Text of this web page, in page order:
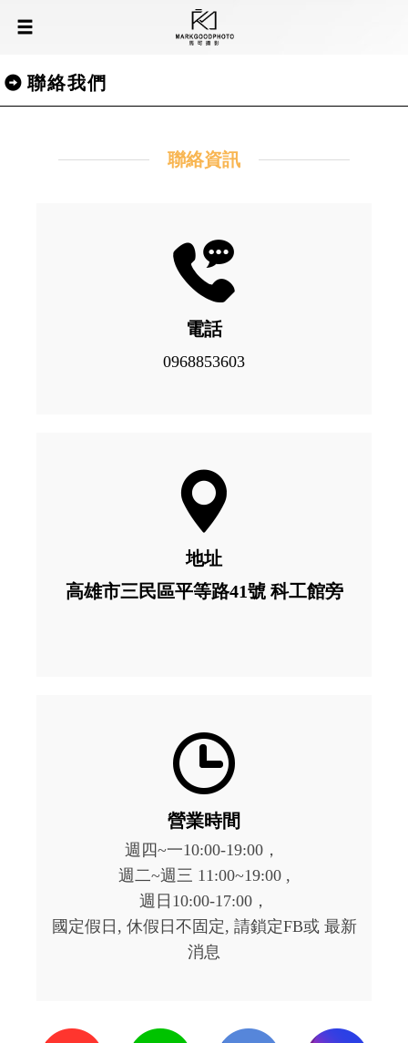
聯絡我們
聯絡資訊
電話
0968853603
地址
高雄市三民區平等路41號 科工館旁
營業時間
週四~一10:00-19:00，
週二~週三 11:00~19:00 ,
週日10:00-17:00，
國定假日, 休假日不固定, 請鎖定FB或 最新
消息